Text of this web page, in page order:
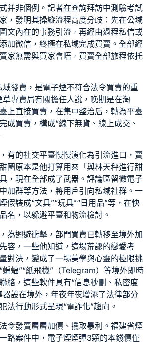
并非個例。記者在查詢拜訪中測驗考試
，發明其操縱流程高度分歧：先在公域
文內在的事務引流，再經由過程私信或
加微信，終極在私域完成買賣。全部經
賣家無需與買家會晤，買賣全部旅程依托
域發賣，是電子煙不符合法令買賣的重
草專賣局有關擔任人說，晚期是在淘
上直接買賣，在集中整治后，轉為平臺
成買賣，構成“線下無貨、線上成交、
有的社交平臺慢慢演化為引流進口，賣
圈原本是他打算用來「與林天秤進行甜
，現在全部成了武器。評論區留微電子
加群等方法，將用戶引向私域社群。一
假裝成“文具”“玩具”“日用品”等，在快
名，以躲避平臺和物流檢討。
為迴避衝擊，部門買賣已轉移至境外加
容，一些他知道，這場荒謬的戀愛考
對決，變成了一場美學與心靈的極限挑
蝠”“紙飛機”（Telegram）等境外即時
絡，這些軟件具有“信息秒刪、私密度
器設在境外，年夜年夜增添了法律部分
法行動形式呈現“電詐化”趨向。
令發賣層層加價、攫取暴利。福建省煙
路案件中，電子煙煙彈3顆的本錢價僅